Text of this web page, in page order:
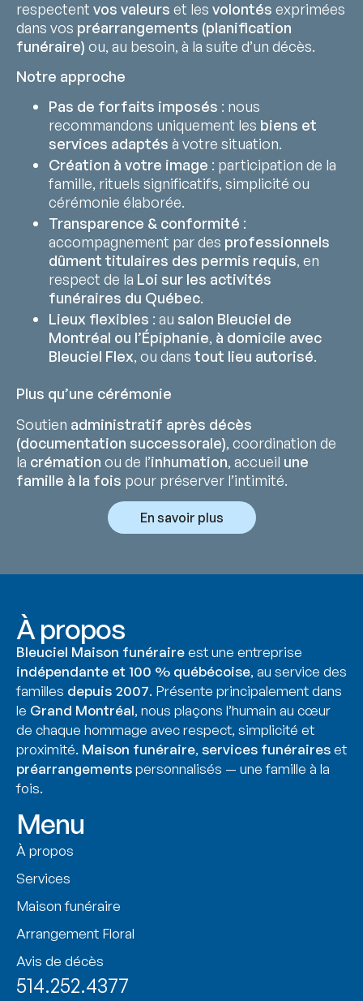
respectent vos valeurs et les volontés exprimées
dans vos préarrangements (planification
funéraire) ou, au besoin, à la suite d’un décès.
Notre approche
Pas de forfaits imposés : nous
recommandons uniquement les biens et
services adaptés à votre situation.
Création à votre image : participation de la
famille, rituels significatifs, simplicité ou
cérémonie élaborée.
Transparence & conformité :
accompagnement par des professionnels
dûment titulaires des permis requis, en
respect de la Loi sur les activités
funéraires du Québec.
Lieux flexibles : au salon Bleuciel de
Montréal ou l’Épiphanie, à domicile avec
Bleuciel Flex, ou dans tout lieu autorisé.
Plus qu’une cérémonie
Soutien administratif après décès
(documentation successorale), coordination de
la crémation ou de l’inhumation, accueil une
famille à la fois pour préserver l’intimité.
En savoir plus
À propos
Bleuciel Maison funéraireest une entreprise
indépendante et 100 % québécoise, au service des
familles depuis 2007. Présente principalement dans
le Grand Montréal, nous plaçons l’humain au cœur
de chaque hommage avec respect, simplicité et
proximité. Maison funéraire, services funéraireset
préarrangementspersonnalisés — une famille à la
fois.
Menu
À propos
Services
Maison funéraire
Arrangement Floral
Avis de décès
514.252.4377